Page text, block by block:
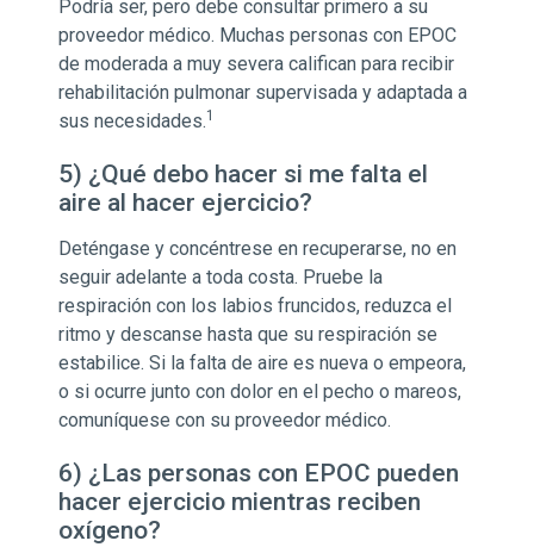
Podría ser, pero debe consultar primero a su
proveedor médico. Muchas personas con EPOC
de moderada a muy severa califican para recibir
rehabilitación pulmonar supervisada y adaptada a
sus necesidades.1
5) ¿Qué debo hacer si me falta el
aire al hacer ejercicio?
Deténgase y concéntrese en recuperarse, no en
seguir adelante a toda costa. Pruebe la
respiración con los labios fruncidos, reduzca el
ritmo y descanse hasta que su respiración se
estabilice. Si la falta de aire es nueva o empeora,
o si ocurre junto con dolor en el pecho o mareos,
comuníquese con su proveedor médico.
6) ¿Las personas con EPOC pueden
hacer ejercicio mientras reciben
oxígeno?